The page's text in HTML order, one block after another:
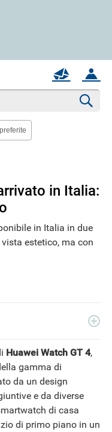
ACCOUNT
MAIL
in Italia:
in Italia in due
estetico, ma con
di tecnologia,
di viaggi, vive tra
Huawei Watch GT 4,
gamma di
da un design
e da diverse
di casa
di primo piano in un